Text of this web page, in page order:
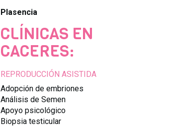
Plasencia
CLÍNICAS EN
CACERES:
REPRODUCCIÓN ASISTIDA
Adopción de embriones
Análisis de Semen
Apoyo psicológico
Biopsia testicular